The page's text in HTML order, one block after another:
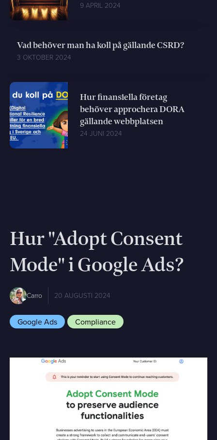
9 APRIL 2024
Vad behöver man ha koll på gällande CSRD?
3 OKTOBER 2024
Hur finansiella företag
behöver approchera DORA
gällande webbplatsen
24 JUNI 2024
Hur "Adopt Consent
Mode" i Google Ads?
Carro 20 AUGUSTI 2024
Google Ads Compliance